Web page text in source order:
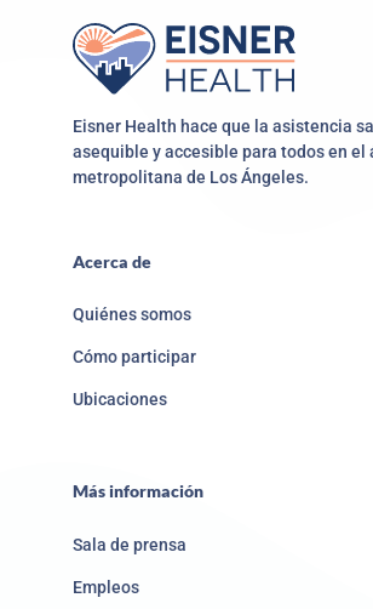
Eisner Health hace que la asistencia
asequible y accesible para todos en el
metropolitana de Los Ángeles.
Acerca de
Quiénes somos
Cómo participar
Ubicaciones
Más información
Sala de prensa
Empleos